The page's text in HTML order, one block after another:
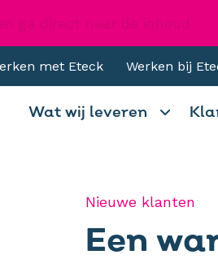
ga direct naar de inhoud
met Eteck Werken bij
Wat wij leveren
Nieuwe klanten
Een